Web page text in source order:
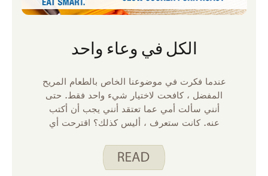
الكل في وعاء واحد
عندما فكرت في موضوعنا الخاص بالطعام المريح
المفضل ، كافحت لاختيار شيء واحد فقط. حتى
أنني سألت أمي عما تعتقد أنني يجب أن أكتب
عنه. كانت ستعرف ، أليس كذلك؟ اقترحت أي
على حق في الهدف هناك :). ومع ذلك ، عندما
فكرت في الأمر أكثر ، فإن ذهابي إلى الأطعمة